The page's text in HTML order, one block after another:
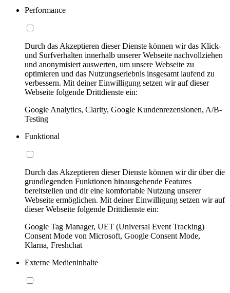
Performance
Durch das Akzeptieren dieser Dienste können wir das Klick-
und Surfverhalten innerhalb unserer Webseite nachvollziehen
und anonymisiert auswerten, um unsere Webseite zu
optimieren und das Nutzungserlebnis insgesamt laufend zu
verbessern. Mit deiner Einwilligung setzen wir auf dieser
Webseite folgende Drittdienste ein:
Google Analytics, Clarity, Google Kundenrezensionen, A/B-
Testing
Funktional
Durch das Akzeptieren dieser Dienste können wir dir über die
grundlegenden Funktionen hinausgehende Features
bereitstellen und dir eine komfortable Nutzung unserer
Webseite ermöglichen. Mit deiner Einwilligung setzen wir auf
dieser Webseite folgende Drittdienste ein:
Google Tag Manager, UET (Universal Event Tracking)
Consent Mode von Microsoft, Google Consent Mode,
Klarna, Freshchat
Externe Medieninhalte